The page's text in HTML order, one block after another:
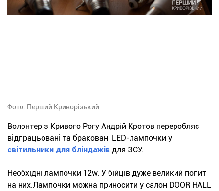
Фото: Перший Криворізький
Волонтер з Кривого Рогу Андрій Кротов переробляє
відпрацьовані та браковані LED-лампочки у
світильники для бліндажів для ЗСУ.
Необхідні лампочки 12w. У бійців дуже великий попит
на них.Лампочки можна приносити у салон DOOR HALL